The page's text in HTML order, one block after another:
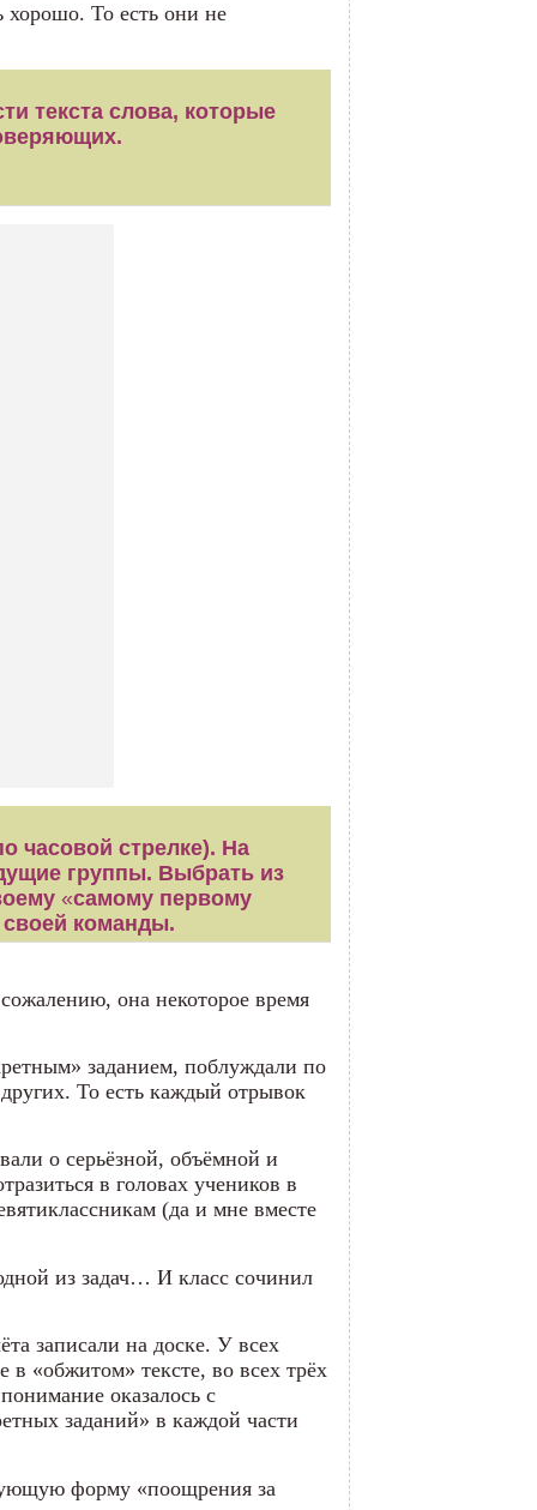
хорошо. То есть они не
текста слова, которые
часовой стрелке). На
группы. Выбрать из
«самому первому
своей команды.
она некоторое время
заданием, поблуждали по
То есть каждый отрывок
о серьёзной, объёмной и
в головах учеников в
(да и мне вместе
из задач… И класс сочинил
записали на доске. У всех
«обжитом» тексте, во всех трёх
оказалось с
заданий» в каждой части
форму «поощрения за